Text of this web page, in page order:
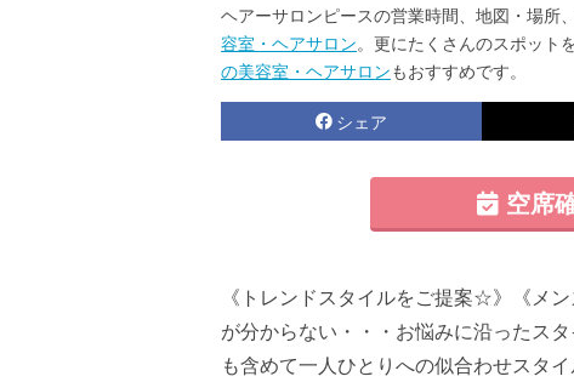
ヘアーサロンピースの営業時間、地図・場所
容室・ヘアサロン。更にたくさんのスポット
の美容室・ヘアサロンもおすすめです。
シェア
空席
《トレンドスタイルをご提案☆》《メ
が分からない・・・お悩みに沿ったス
も含めて一人ひとりへの似合わせスタ